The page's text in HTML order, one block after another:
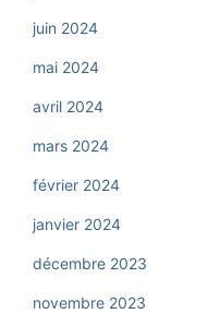
juin 2024
mai 2024
avril 2024
mars 2024
février 2024
janvier 2024
décembre 2023
novembre 2023